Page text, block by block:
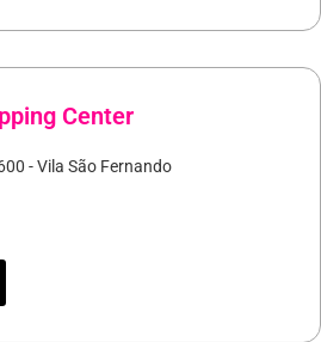
Center
- Vila São Fernando